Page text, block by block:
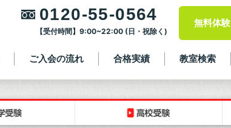
0120-55-0564
【受付時間】9:00~22:00 (日・祝除く)
無料体験
ご入会の流れ 合格実績 教室検索